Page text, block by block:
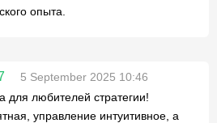
опыта.
5 September 2025 10:46
для любителей стратегии!
управление интуитивное, а